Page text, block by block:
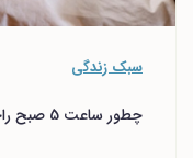
سبک زندگی
چطور ساعت 5 صبح راحت بیدار شوم؟